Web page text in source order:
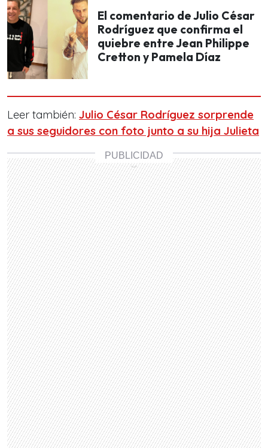
El comentario de Julio César
Rodríguez que confirma el
quiebre entre Jean Philippe
Cretton y Pamela Díaz
Leer también: Julio César Rodríguez sorprende
a sus seguidores con foto junto a su hija Julieta